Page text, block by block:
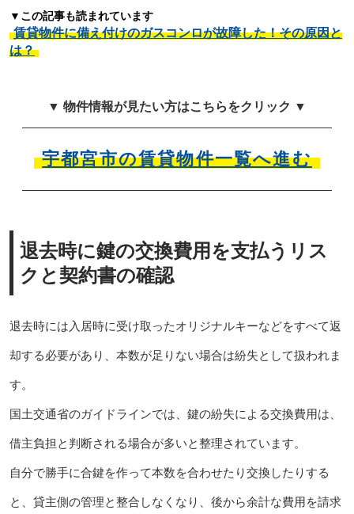
▼この記事も読まれています
賃貸物件に備え付けのガスコンロが故障した！その原因と
は？
▼ 物件情報が見たい方はこちらをクリック ▼
宇都宮市の賃貸物件一覧へ進む
退去時に鍵の交換費用を支払うリス
クと契約書の確認
退去時には入居時に受け取ったオリジナルキーなどをすべて返
却する必要があり、本数が足りない場合は紛失として扱われま
す。
国土交通省のガイドラインでは、鍵の紛失による交換費用は、
借主負担と判断される場合が多いと整理されています。
自分で勝手に合鍵を作って本数を合わせたり交換したりする
と、貸主側の管理と整合しなくなり、後から余計な費用を請求